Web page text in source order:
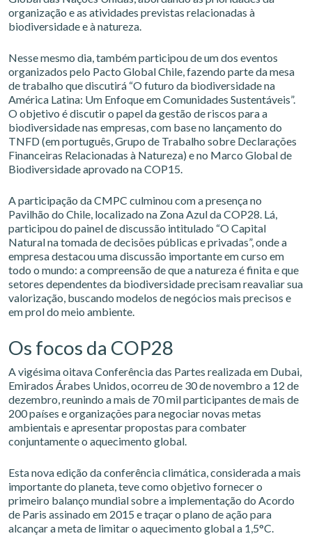
organização e as atividades previstas relacionadas à
biodiversidade e à natureza.
Nesse mesmo dia, também participou de um dos eventos
organizados pelo Pacto Global Chile, fazendo parte da mesa
de trabalho que discutirá “O futuro da biodiversidade na
América Latina: Um Enfoque em Comunidades Sustentáveis”.
O objetivo é discutir o papel da gestão de riscos para a
biodiversidade nas empresas, com base no lançamento do
TNFD (em português, Grupo de Trabalho sobre Declarações
Financeiras Relacionadas à Natureza) e no Marco Global de
Biodiversidade aprovado na COP15.
A participação da CMPC culminou com a presença no
Pavilhão do Chile, localizado na Zona Azul da COP28. Lá,
participou do painel de discussão intitulado “O Capital
Natural na tomada de decisões públicas e privadas”, onde a
empresa destacou uma discussão importante em curso em
todo o mundo: a compreensão de que a natureza é finita e que
setores dependentes da biodiversidade precisam reavaliar sua
valorização, buscando modelos de negócios mais precisos e
em prol do meio ambiente.
Os focos da COP28
A vigésima oitava Conferência das Partes realizada em Dubai,
Emirados Árabes Unidos, ocorreu de 30 de novembro a 12 de
dezembro, reunindo a mais de 70 mil participantes de mais de
200 países e organizações para negociar novas metas
ambientais e apresentar propostas para combater
conjuntamente o aquecimento global.
Esta nova edição da conferência climática, considerada a mais
importante do planeta, teve como objetivo fornecer o
primeiro balanço mundial sobre a implementação do Acordo
de Paris assinado em 2015 e traçar o plano de ação para
alcançar a meta de limitar o aquecimento global a 1,5°C.